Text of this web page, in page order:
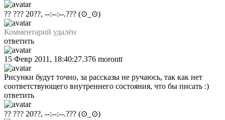
?? ??? 20??, --:--:--.??? (⊙_⊙)
Комментарий удалён
ответить
15 Февр 2011, 18:40:27.376 morontt
Рисунки будут точно, за рассказы не ручаюсь, так как нет
соответствующего внутреннего состояния, что бы писать :)
ответить
?? ??? 20??, --:--:--.??? (⊙_⊙)